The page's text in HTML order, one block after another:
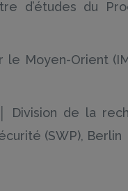
d’études du
le Moyen-Orient
Division de la
(SWP), Berlin